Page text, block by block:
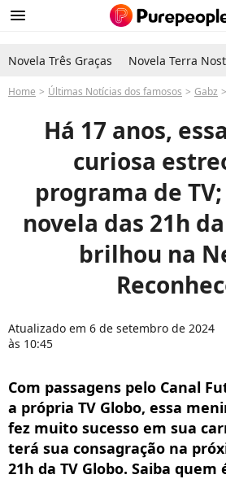
menu
Novela Três Graças Novela Terra
Home Últimas Notícias dos famosos Gabz
Há 17 anos,
curiosa
programa de
novela das 21h
brilhou na
Atualizado em 6 de setembro de 2024
às 10:45
Com passagens pelo Canal
a própria TV Globo, essa
fez muito sucesso em sua
terá sua consagração na
21h da TV Globo. Saiba quem